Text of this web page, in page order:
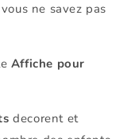
ne savez pas
Affiche pour
decorent et